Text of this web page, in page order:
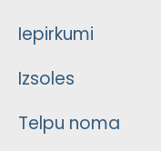
Iepirkumi
Izsoles
Telpu noma